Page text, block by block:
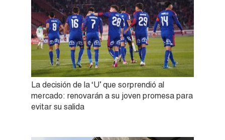
La decisión de la ‘U’ que sorprendió al
mercado: renovarán a su joven promesa para
evitar su salida